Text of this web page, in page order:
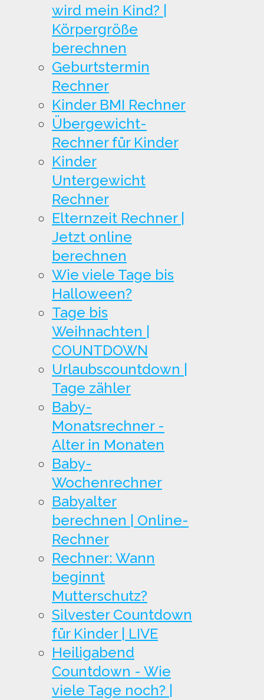
wird mein Kind? |
Körpergröße
berechnen
Geburtstermin
Rechner
Kinder BMI Rechner
Übergewicht-
Rechner für Kinder
Kinder
Untergewicht
Rechner
Elternzeit Rechner |
Jetzt online
berechnen
Wie viele Tage bis
Halloween?
Tage bis
Weihnachten |
COUNTDOWN
Urlaubscountdown |
Tage zähler
Baby-
Monatsrechner -
Alter in Monaten
Baby-
Wochenrechner
Babyalter
berechnen | Online-
Rechner
Rechner: Wann
beginnt
Mutterschutz?
Silvester Countdown
für Kinder | LIVE
Heiligabend
Countdown - Wie
viele Tage noch? |